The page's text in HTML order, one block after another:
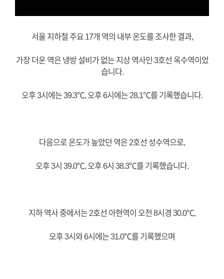
서울 지하철 주요 17개 역의 내부 온도를 조사한 결과,
가장 더운 역은 냉방 설비가 없는 지상 역사인 3호선 옥수역이었
습니다.
오후 3시에는 39.3℃, 오후 6시에는 28.1℃를 기록했습니다.
다음으로 온도가 높았던 역은 2호선 성수역으로,
오후 3시 39.0℃, 오후 6시 38.3℃를 기록했습니다.
지하 역사 중에서는 2호선 아현역이 오전 8시경 30.0℃,
오후 3시와 6시에는 31.0℃를 기록했으며